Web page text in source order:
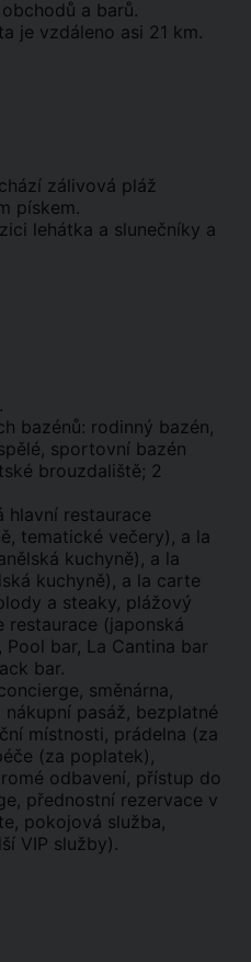
a barů.
je vzdáleno asi 21 km.
zálivová pláž
pískem.
lehátka a slunečníky a
bazénů: rodinný bazén,
sportovní bazén
brouzdaliště; 2
hlavní restaurace
tematické večery), a la
kuchyně), a la
kuchyně), a la carte
a steaky, plážový
restaurace (japonská
bar, La Cantina bar
bar.
směnárna,
pasáž, bezplatné
místnosti, prádelna (za
(za poplatek),
odbavení, přístup do
přednostní rezervace v
pokojová služba,
VIP služby).